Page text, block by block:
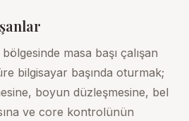
masa başı çalışan
bilgisayar başında oturmak;
boyun düzleşmesine, bel
ve core kontrolünün